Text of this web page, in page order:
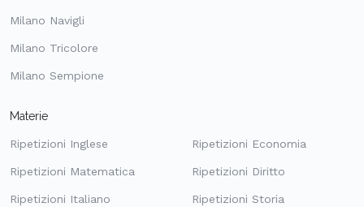
Milano Navigli
Milano Tricolore
Milano Sempione
Materie
Ripetizioni Inglese
Ripetizioni Matematica
Ripetizioni Italiano
Ripetizioni Economia
Ripetizioni Diritto
Ripetizioni Storia